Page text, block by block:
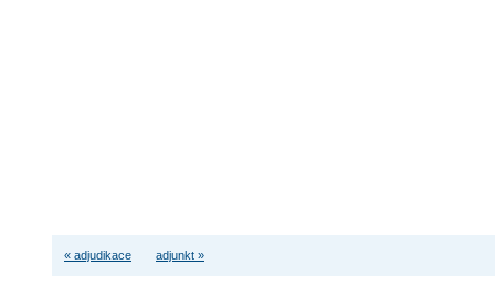
« adjudikace adjunkt »